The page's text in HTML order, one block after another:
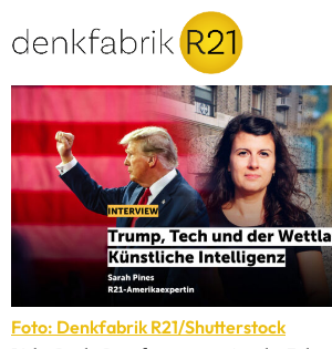
Foto: Denkfabrik R21/Shutterstock